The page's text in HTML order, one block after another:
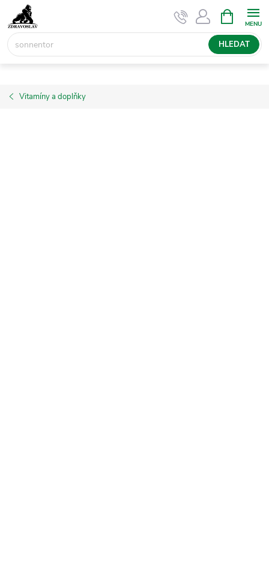
na
obsah
HLEDAT
NÁKUPNÍ
KOŠÍK
Vitamíny a doplňky